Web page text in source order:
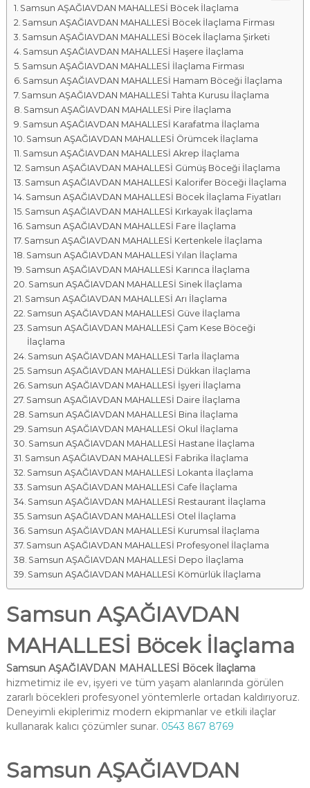
a
l
a
r
ı
Samsun AŞAĞIAVDAN MAHALLESİ Böcek İlaçlama
Samsun AŞAĞIAVDAN MAHALLESİ Böcek İlaçlama Firması
Samsun AŞAĞIAVDAN MAHALLESİ Böcek İlaçlama Şirketi
Samsun AŞAĞIAVDAN MAHALLESİ Haşere İlaçlama
Samsun AŞAĞIAVDAN MAHALLESİ İlaçlama Firması
Samsun AŞAĞIAVDAN MAHALLESİ Hamam Böceği İlaçlama
Samsun AŞAĞIAVDAN MAHALLESİ Tahta Kurusu İlaçlama
Samsun AŞAĞIAVDAN MAHALLESİ Pire İlaçlama
Samsun AŞAĞIAVDAN MAHALLESİ Karafatma İlaçlama
Samsun AŞAĞIAVDAN MAHALLESİ Örümcek İlaçlama
Samsun AŞAĞIAVDAN MAHALLESİ Akrep İlaçlama
Samsun AŞAĞIAVDAN MAHALLESİ Gümüş Böceği İlaçlama
Samsun AŞAĞIAVDAN MAHALLESİ Kalorifer Böceği İlaçlama
Samsun AŞAĞIAVDAN MAHALLESİ Böcek İlaçlama Fiyatları
Samsun AŞAĞIAVDAN MAHALLESİ Kırkayak İlaçlama
Samsun AŞAĞIAVDAN MAHALLESİ Fare İlaçlama
Samsun AŞAĞIAVDAN MAHALLESİ Kertenkele İlaçlama
Samsun AŞAĞIAVDAN MAHALLESİ Yılan İlaçlama
Samsun AŞAĞIAVDAN MAHALLESİ Karınca İlaçlama
Samsun AŞAĞIAVDAN MAHALLESİ Sinek İlaçlama
Samsun AŞAĞIAVDAN MAHALLESİ Arı İlaçlama
Samsun AŞAĞIAVDAN MAHALLESİ Güve İlaçlama
Samsun AŞAĞIAVDAN MAHALLESİ Çam Kese Böceği
İlaçlama
Samsun AŞAĞIAVDAN MAHALLESİ Tarla İlaçlama
Samsun AŞAĞIAVDAN MAHALLESİ Dükkan İlaçlama
Samsun AŞAĞIAVDAN MAHALLESİ İşyeri İlaçlama
Samsun AŞAĞIAVDAN MAHALLESİ Daire İlaçlama
Samsun AŞAĞIAVDAN MAHALLESİ Bina İlaçlama
Samsun AŞAĞIAVDAN MAHALLESİ Okul İlaçlama
Samsun AŞAĞIAVDAN MAHALLESİ Hastane İlaçlama
Samsun AŞAĞIAVDAN MAHALLESİ Fabrika İlaçlama
Samsun AŞAĞIAVDAN MAHALLESİ Lokanta İlaçlama
Samsun AŞAĞIAVDAN MAHALLESİ Cafe İlaçlama
Samsun AŞAĞIAVDAN MAHALLESİ Restaurant İlaçlama
Samsun AŞAĞIAVDAN MAHALLESİ Otel İlaçlama
Samsun AŞAĞIAVDAN MAHALLESİ Kurumsal İlaçlama
Samsun AŞAĞIAVDAN MAHALLESİ Profesyonel İlaçlama
Samsun AŞAĞIAVDAN MAHALLESİ Depo İlaçlama
Samsun AŞAĞIAVDAN MAHALLESİ Kömürlük İlaçlama
Samsun AŞAĞIAVDAN
MAHALLESİ Böcek İlaçlama
Samsun AŞAĞIAVDAN MAHALLESİ Böcek İlaçlama
hizmetimiz ile ev, işyeri ve tüm yaşam alanlarında görülen
zararlı böcekleri profesyonel yöntemlerle ortadan kaldırıyoruz.
Deneyimli ekiplerimiz modern ekipmanlar ve etkili ilaçlar
kullanarak kalıcı çözümler sunar. 0543 867 8769
Samsun AŞAĞIAVDAN